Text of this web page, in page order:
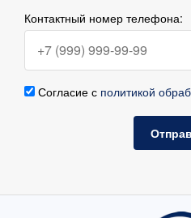
Контактный номер телефона:
Согласие с политикой